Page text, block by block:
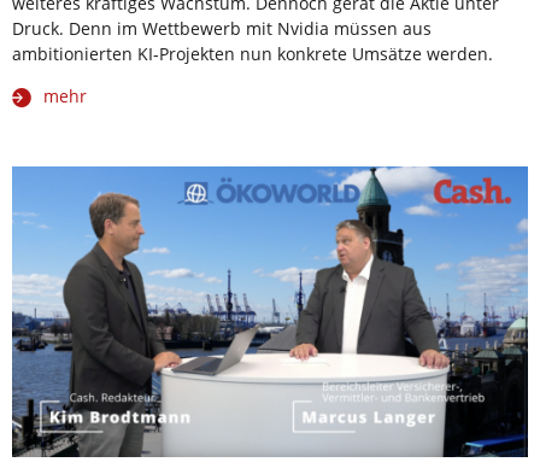
Druck. Denn im Wettbewerb mit Nvidia müssen aus
ambitionierten KI-Projekten nun konkrete Umsätze werden.
mehr